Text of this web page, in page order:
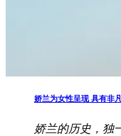
娇兰为女性呈现 具有非
娇兰的历史，独